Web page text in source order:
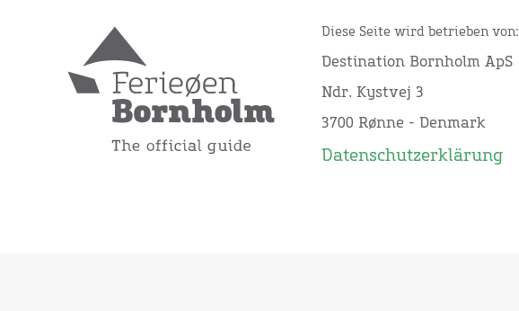
Diese Seite wird betrieben von:
Destination Bornholm ApS
Ndr. Kystvej 3
3700 Rønne - Denmark
Datenschutzerklärung